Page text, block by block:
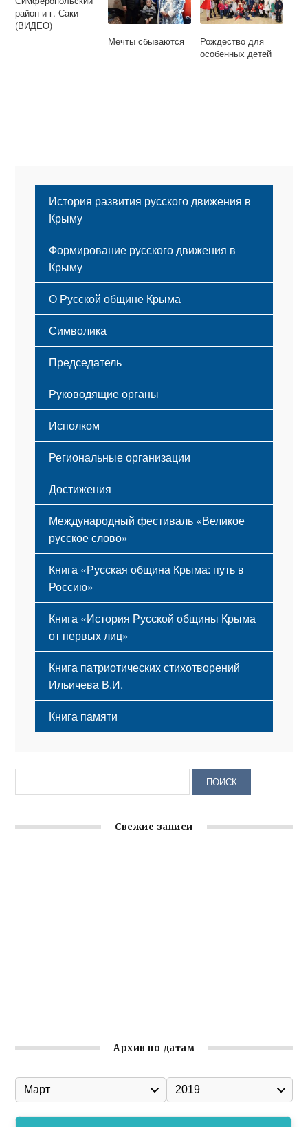
район и г. Саки
(ВИДЕО)
Мечты сбываются
Рождество для
особенных детей
История развития русского движения в
Крыму
Формирование русского движения в
Крыму
Русский Крым
О Русской общине Крыма
Этапы становления
Принципы деятельности
Структура
Мероприятия
Символика
Флаг
Герб
Гимн
Председатель
Руководящие органы
Исполком
Региональные организации
Достижения
Международный фестиваль «Великое
русское слово»
Книга «Русская община Крыма: путь в
Россию»
Книга «История Русской общины Крыма
от первых лиц»
Книга патриотических стихотворений
Ильичева В.И.
Книга памяти
Свежие записи
Архив по датам